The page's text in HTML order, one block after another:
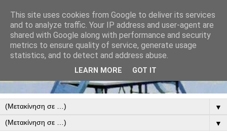
▼
▼
This site uses cookies from Google to deliver its services
and to analyze traffic. Your IP address and user-agent are
shared with Google along with performance and security
metrics to ensure quality of service, generate usage
statistics, and to detect and address abuse.
LEARN MORE GOT IT